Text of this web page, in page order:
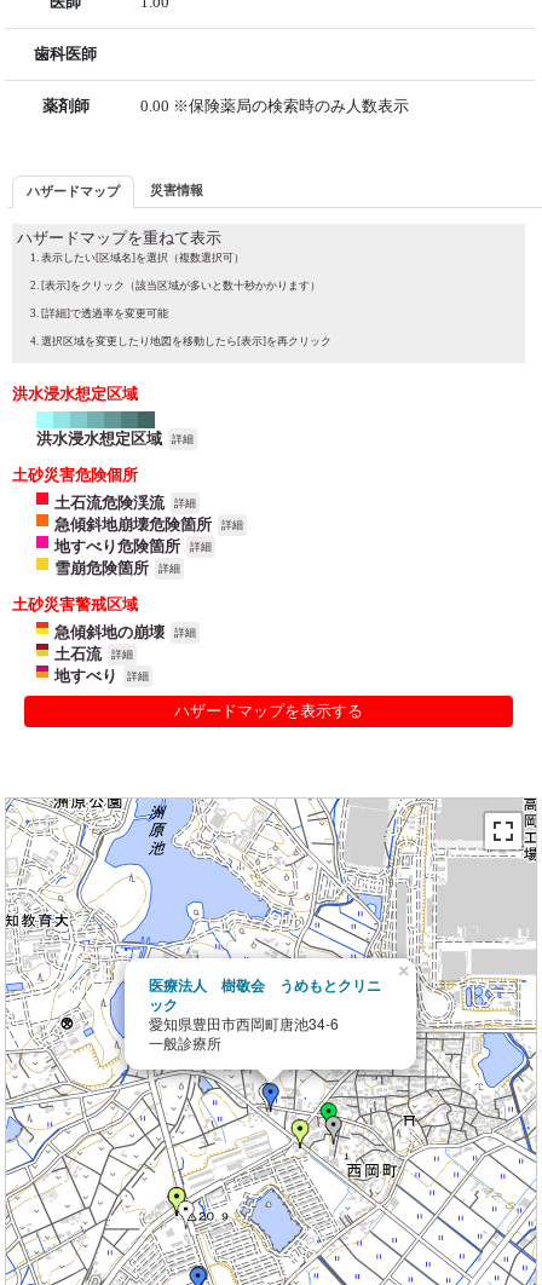
歯科医師
薬剤師 0.00 ※保険薬局の検索時のみ人数表示
ハザードマップ 災害情報
ハザードマップを重ねて表示
表示したい[区域名]を選択（複数選択可）
[表示]をクリック（該当区域が多いと数十秒かかります）
[詳細]で透過率を変更可能
選択区域を変更したり地図を移動したら[表示]を再クリック
洪水浸水想定区域
洪水浸水想定区域 詳細
土砂災害危険個所
土石流危険渓流
詳細
急傾斜地崩壊危険箇所 詳細
地すべり危険箇所 詳細
雪崩危険箇所 詳細
土砂災害警戒区域
急傾斜地の崩壊
詳細
土石流 詳細
地すべり 詳細
ハザードマップを表示する
医療法人 樹敬会 うめもとクリニ
ック
愛知県豊田市西岡町唐池34-6
一般診療所
×